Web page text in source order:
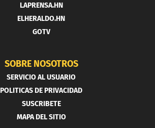
LAPRENSA.HN
ELHERALDO.HN
GOTV
SOBRE NOSOTROS
SERVICIO AL USUARIO
POLITICAS DE PRIVACIDAD
SUSCRIBETE
MAPA DEL SITIO